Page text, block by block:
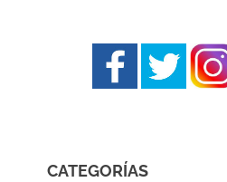
CATEGORÍAS